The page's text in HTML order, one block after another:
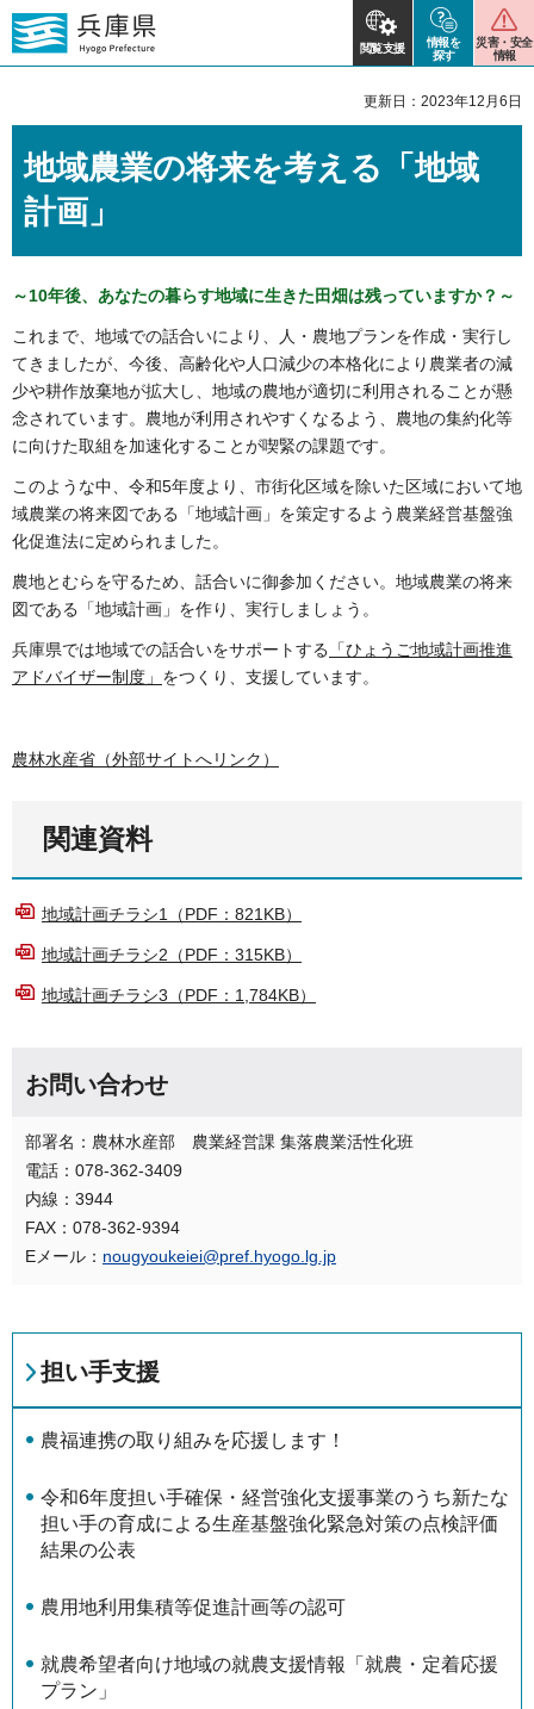
閲覧支援
情報を
探す
災害・安全
情報
更新日：2023年12月6日
地域農業の将来を考える「地域
計画」
～10年後、あなたの暮らす地域に生きた田畑は残っていますか？～
これまで、地域での話合いにより、人・農地プランを作成・実行し
てきましたが、今後、高齢化や人口減少の本格化により農業者の減
少や耕作放棄地が拡大し、地域の農地が適切に利用されることが懸
念されています。農地が利用されやすくなるよう、農地の集約化等
に向けた取組を加速化することが喫緊の課題です。
このような中、令和5年度より、市街化区域を除いた区域において地
域農業の将来図である「地域計画」を策定するよう農業経営基盤強
化促進法に定められました。
農地とむらを守るため、話合いに御参加ください。地域農業の将来
図である「地域計画」を作り、実行しましょう。
兵庫県では地域での話合いをサポートする
「ひょうご地域計画推進
アドバイザー制度」 をつくり、支援しています。
農林水産省（外部サイトへリンク）
関連資料
地域計画チラシ1（PDF：821KB）
地域計画チラシ2（PDF：315KB）
地域計画チラシ3（PDF：1,784KB）
お問い合わせ
部署名：農林水産部 農業経営課 集落農業活性化班
電話：078-362-3409
内線：3944
FAX：078-362-9394
Eメール： nougyoukeiei@pref.hyogo.lg.jp
担い手支援
農福連携の取り組みを応援します！
令和6年度担い手確保・経営強化支援事業のうち新たな
担い手の育成による生産基盤強化緊急対策の点検評価
結果の公表
農用地利用集積等促進計画等の認可
就農希望者向け地域の就農支援情報「就農・定着応援
プラン」